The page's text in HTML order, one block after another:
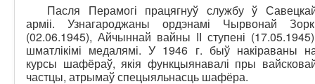
Пасля Перамогі працягнуў службу ў
арміі. Узнагароджаны ордэнамі Чырвонай
(02.06.1945), Айчыннай вайны ІІ ступені
шматлікімі медалямі. У 1946 г. быў накіраваны
курсы шафёраў, якія функцыянавалі пры
частцы, атрымаў спецыяльнасць шафёра.